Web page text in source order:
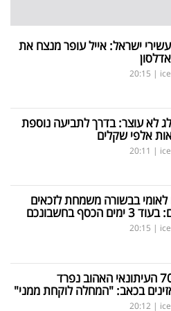
עשירי ישראל: אייל עופר מנצח את
|
20:15
לא עוצר: בדרך לתביעה נוספת
אלפי שקלים
|
20:11
לאומי בבשורה משמחת לזכאים
הכסף בחשבונכם
|
20:15
בגיל 70 העיתונאי האהוב נפרד
בכאב: "המחלה לוקחת ממני"
|
20:12